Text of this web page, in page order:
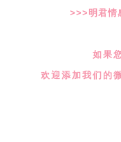
>>>明君情
如果
欢迎添加我们的